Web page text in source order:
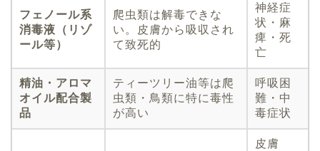
フェノール系
消毒液（リゾ
ール等）
爬虫類は解毒できな
い。皮膚から吸収され
て致死的
神経症
状・麻
痺・死
亡
精油・アロマ
オイル配合製
品
ティーツリー油等は爬
虫類・鳥類に特に毒性
が高い
呼吸困
難・中
毒症状
皮膚